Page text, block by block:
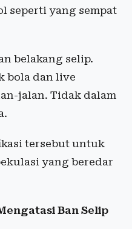
seperti yang sempat
belakang selip.
bola dan live
jalan. Tidak dalam
tersebut untuk
yang beredar
Ban Selip